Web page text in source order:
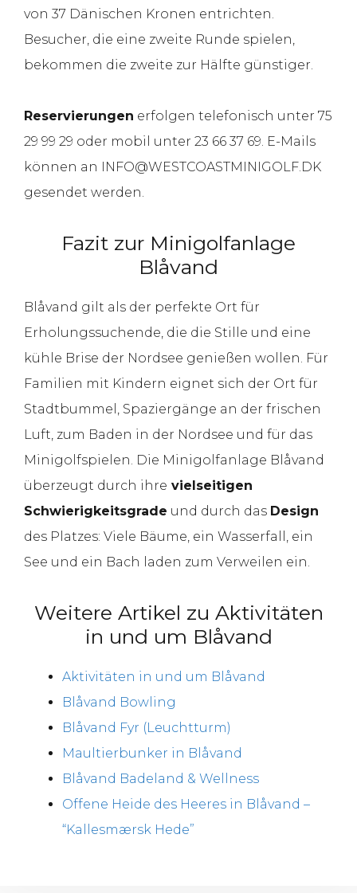
von 37 Dänischen Kronen entrichten.
Besucher, die eine zweite Runde spielen,
bekommen die zweite zur Hälfte günstiger.
Reservierungen erfolgen telefonisch unter 75
29 99 29 oder mobil unter 23 66 37 69. E-Mails
können an INFO@WESTCOASTMINIGOLF.DK
gesendet werden.
Fazit zur Minigolfanlage
Blåvand
Blåvand gilt als der perfekte Ort für
Erholungssuchende, die die Stille und eine
kühle Brise der Nordsee genießen wollen. Für
Familien mit Kindern eignet sich der Ort für
Stadtbummel, Spaziergänge an der frischen
Luft, zum Baden in der Nordsee und für das
Minigolfspielen. Die Minigolfanlage Blåvand
überzeugt durch ihre vielseitigen
Schwierigkeitsgrade und durch das Design
des Platzes: Viele Bäume, ein Wasserfall, ein
See und ein Bach laden zum Verweilen ein.
Weitere Artikel zu Aktivitäten
in und um Blåvand
Aktivitäten in und um Blåvand
Blåvand Bowling
Blåvand Fyr (Leuchtturm)
Maultierbunker in Blåvand
Blåvand Badeland & Wellness
Offene Heide des Heeres in Blåvand –
“Kallesmærsk Hede”